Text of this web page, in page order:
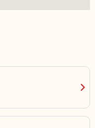
chevron_right